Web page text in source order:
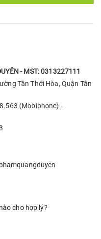
- MST: 0313227111
Tân Thới Hòa, Quận Tân
(Mobiphone) -
cho hợp lý?